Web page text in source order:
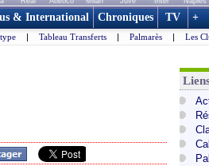
& International Chroniques TV +
| Tableau Transferts | Palmarès | Les